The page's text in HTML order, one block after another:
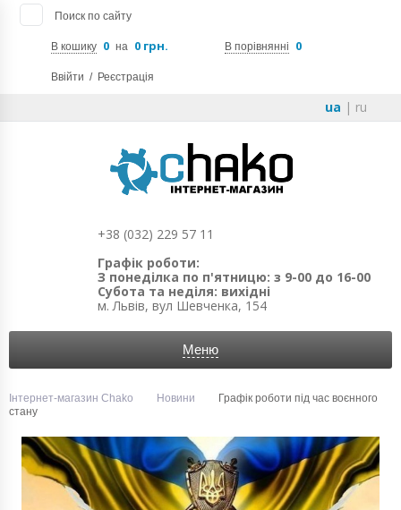
Поиск по сайту
В кошику 0 на 0 грн. В порівнянні 0
Ввійти / Реєстрація
ua | ru
+38 (032) 229 57 11
Графік роботи:
З понеділка по п'ятницю: з 9-00 до 16-00
Субота та неділя: вихідні
м. Львів, вул Шевченка, 154
Меню
Інтернет-магазин Chako Новини
Графік роботи під час воєнного
стану